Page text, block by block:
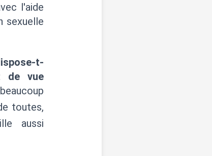
l'aide
sexuelle
t-
de vue
toutes,
aussi